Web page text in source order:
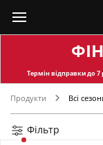
Термін відправкидо 7
Продукти Всі
Фільтр